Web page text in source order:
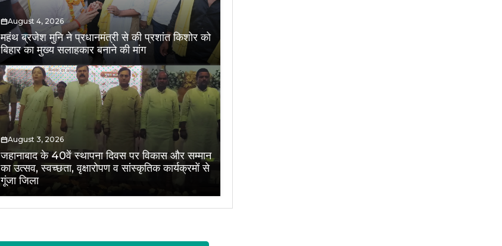
August 4, 2026
महंथ ब्रजेश मुनि ने प्रधानमंत्री से की प्रशांत किशोर को
बिहार का मुख्य सलाहकार बनाने की मांग
August 3, 2026
जहानाबाद के 40वें स्थापना दिवस पर विकास और सम्मान
का उत्सव, स्वच्छता, वृक्षारोपण व सांस्कृतिक कार्यक्रमों से
गूंजा जिला